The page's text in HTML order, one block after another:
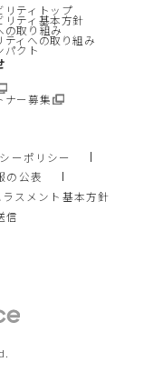
リティトップ
リティ基本方針
の取り組み
ティへの取り組み
パクト
ナー募集
ーポリシー
の公表
スメント基本方針
信